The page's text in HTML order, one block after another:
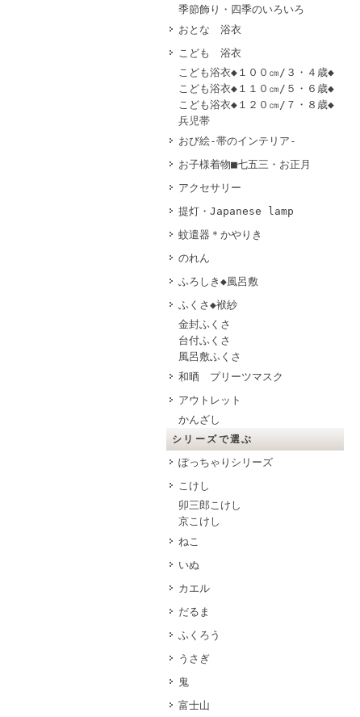
季節飾り・四季のいろいろ
おとな 浴衣
こども 浴衣
こども浴衣◆１００㎝/３・４歳◆
こども浴衣◆１１０㎝/５・６歳◆
こども浴衣◆１２０㎝/７・８歳◆
兵児帯
おび絵-帯のインテリア-
お子様着物■七五三・お正月
アクセサリー
提灯・Japanese lamp
蚊遣器＊かやりき
のれん
ふろしき◆風呂敷
ふくさ◆袱紗
金封ふくさ
台付ふくさ
風呂敷ふくさ
和晒 プリーツマスク
アウトレット
かんざし
シリーズで選ぶ
ぽっちゃりシリーズ
こけし
卯三郎こけし
京こけし
ねこ
いぬ
カエル
だるま
ふくろう
うさぎ
鬼
富士山